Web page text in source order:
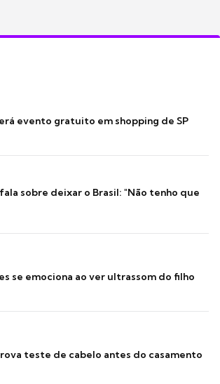
evento gratuito em shopping de SP
sobre deixar o Brasil: "Não tenho que
se emociona ao ver ultrassom do filho
teste de cabelo antes do casamento